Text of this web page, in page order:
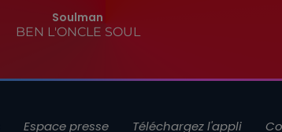
Soulman
BEN L'ONCLE SOUL
Espace presse Téléchargez l'appli